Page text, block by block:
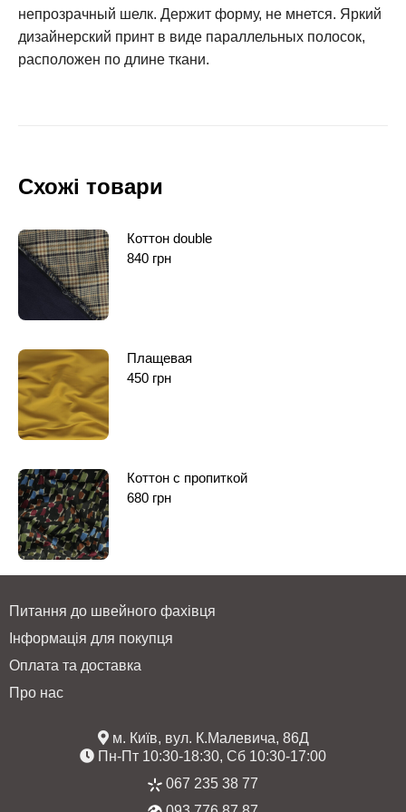
непрозрачный шелк. Держит форму, не мнется. Яркий
дизайнерский принт в виде параллельных полосок,
расположен по длине ткани.
Схожі товари
Коттон double
840 грн
Плащевая
450 грн
Коттон с пропиткой
680 грн
Питання до швейного фахівця
Інформація для покупця
Оплата та доставка
Про нас
м. Київ, вул. К.Малевича, 86Д
Пн-Пт 10:30-18:30, Сб 10:30-17:00
067 235 38 77